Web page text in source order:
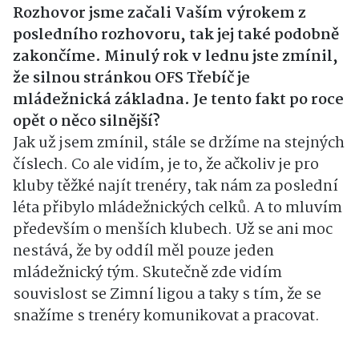
Rozhovor jsme začali Vaším výrokem z
posledního rozhovoru, tak jej také podobně
zakončíme. Minulý rok v lednu jste zmínil,
že silnou stránkou OFS Třebíč je
mládežnická základna. Je tento fakt po roce
opět o něco silnější?
Jak už jsem zmínil, stále se držíme na stejných
číslech. Co ale vidím, je to, že ačkoliv je pro
kluby těžké najít trenéry, tak nám za poslední
léta přibylo mládežnických celků. A to mluvím
především o menších klubech. Už se ani moc
nestává, že by oddíl měl pouze jeden
mládežnický tým. Skutečně zde vidím
souvislost se Zimní ligou a taky s tím, že se
snažíme s trenéry komunikovat a pracovat.